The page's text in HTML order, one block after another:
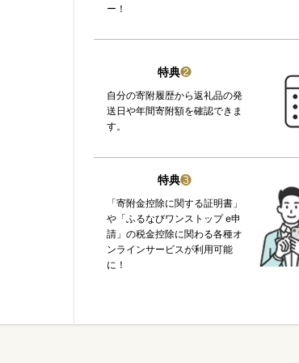
ー！
特典❷
自分の寄附履歴から返礼品の発
送日や年間寄附額を確認できま
す。
特典❸
「寄附金控除に関する証明書」
や「ふるなびワンストップ e申
請」の税金控除に関わる各種オ
ンラインサービスが利用可能
に！